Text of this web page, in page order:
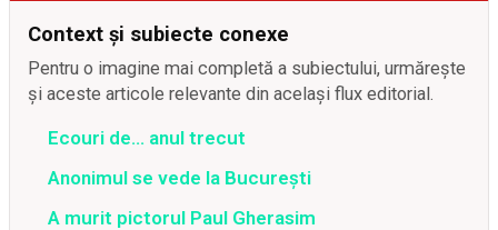
Context și subiecte conexe
Pentru o imagine mai completă a subiectului, urmărește
și aceste articole relevante din același flux editorial.
Ecouri de… anul trecut
Anonimul se vede la Bucureşti
A murit pictorul Paul Gherasim